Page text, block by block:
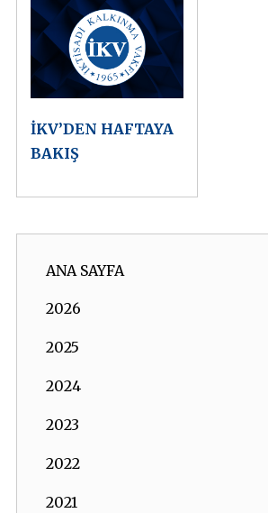
İKV’DEN HAFTAYA
BAKIŞ
ANA SAYFA
2026
2025
2024
2023
2022
2021